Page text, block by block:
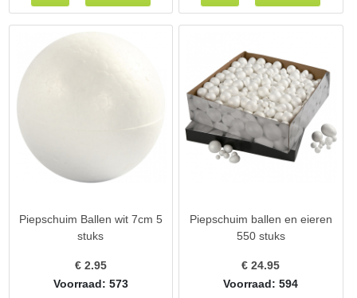
Piepschuim Ballen wit 7cm 5
stuks
€ 2.95
Voorraad: 573
Piepschuim ballen en eieren
550 stuks
€24.95
Voorraad: 594